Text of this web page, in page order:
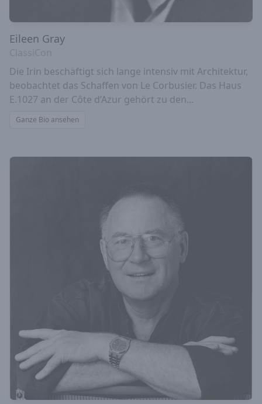
Eileen Gray
Die Irin beschäftigt sich lange intensiv mit Architektur,
beobachtet das Schaffen von Le Corbusier. Das Haus
E.1027 an der Côte d’Azur gehört zu den...
Ganze Bio ansehen